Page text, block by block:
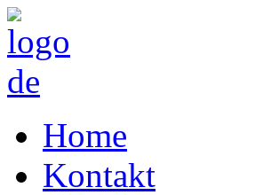
Home
Kontakt